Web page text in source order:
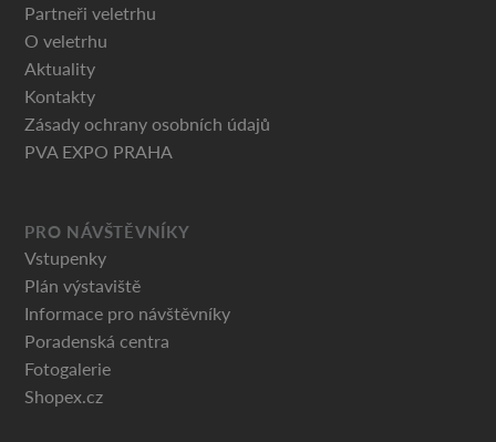
Partneři veletrhu
O veletrhu
Aktuality
Kontakty
Zásady ochrany osobních údajů
PVA EXPO PRAHA
PRO NÁVŠTĚVNÍKY
Vstupenky
Plán výstaviště
Informace pro návštěvníky
Poradenská centra
Fotogalerie
Shopex.cz